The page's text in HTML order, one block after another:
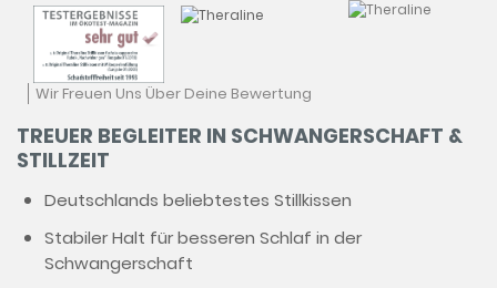
Wir Freuen Uns Über Deine Bewertung
TREUER BEGLEITER IN SCHWANGERSCHAFT &
STILLZEIT
Deutschlands beliebtestes Stillkissen
Stabiler Halt für besseren Schlaf in der
Schwangerschaft